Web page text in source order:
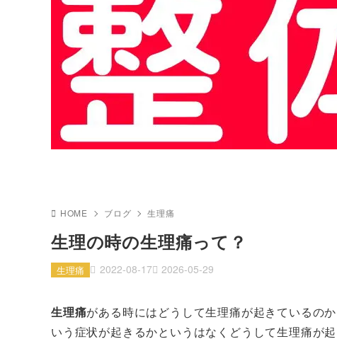
HOME ブログ 生理痛
生理の時の生理痛って？
2022-08-17 2026-05-29
生理痛
生理痛がある時にはどうして生理痛が起きているの
いう症状が起きるかというはなくどうして生理痛が